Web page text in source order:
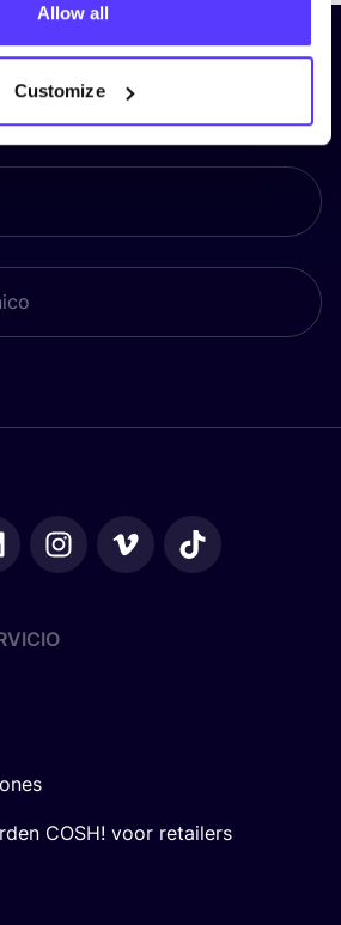
Allow all
Customize
nuestro boletín
COSH! voor retailers